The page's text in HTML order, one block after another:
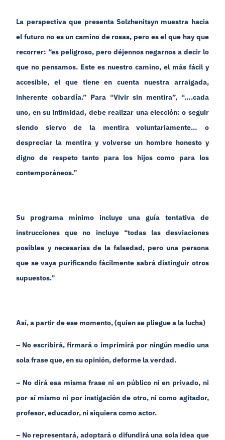
La perspectiva que presenta Solzhenitsyn muestra hacia
el futuro no es un camino de rosas, pero es el que hay que
recorrer: “es peligroso, pero déjennos negarnos a decir lo
que no pensamos. Este es nuestro camino, el más fácil y
accesible, el que tiene en cuenta nuestra arraigada,
inherente cobardía.” Para “Vivir sin mentira”, “….cada
uno, en su intimidad, debe realizar una elección: o seguir
siendo siervo de la mentira voluntariamente… o
despreciar la mentira y volverse un hombre honesto y
digno de respeto tanto para los hijos como para los
contemporáneos.”
Su programa mínimo incluye una guía tentativa de
instrucciones que no incluye “todas las desviaciones
posibles y necesarias de la falsedad, pero una persona
que se vaya purificando fácilmente sabrá distinguir otros
supuestos.”
Así, a partir de ese momento, (quien se pliegue a la lucha)
– No escribirá, firmará o imprimirá por ningún medio una
sola frase que, en su opinión, deforme la verdad.
– No dirá esa misma frase ni en público ni en privado, ni
por sí mismo ni por instigación de otro, ni como agitador,
profesor, educador, ni siquiera como actor.
– No representará, adoptará o difundirá una sola idea que